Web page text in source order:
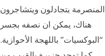
المنصرمة يتجادلون ويتشاجرون
هناك، يمكن ان نصفه بجسر
“البوكسيات” باللهجة الأحوازية.